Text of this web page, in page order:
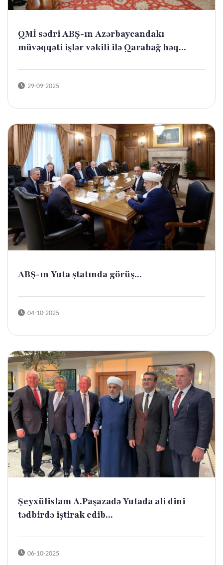
QMİ sədri ABŞ-ın Azərbaycandakı
müvəqqəti işlər vəkili ilə Qarabağ həq...
29-09-2025
ABŞ-ın Yuta ştatında görüş...
04-10-2025
Şeyxülislam A.Paşazadə Yutada ali dini
tədbirdə iştirak edib...
06-10-2025